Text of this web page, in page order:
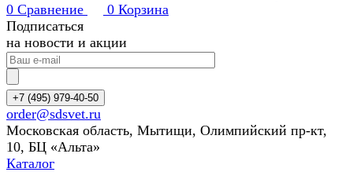
0 Сравнение 0 Корзина
Подписаться
на новости и акции
+7 (495) 979-40-50
order@sdsvet.ru
Московская область, Мытищи, Олимпийский пр-кт,
10, БЦ «Альта»
Каталог